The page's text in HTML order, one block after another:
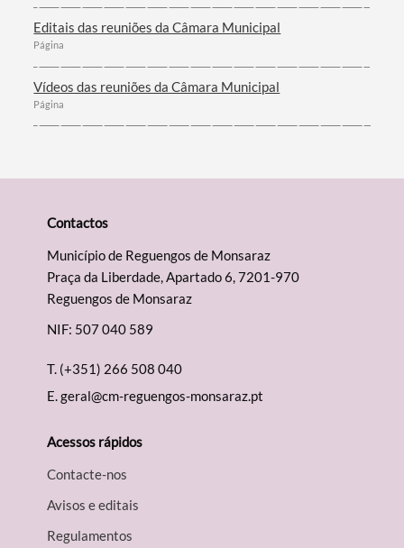
Editais das reuniões da Câmara Municipal
Página
Vídeos das reuniões da Câmara Municipal
Página
Contactos
Município de Reguengos de Monsaraz
Praça da Liberdade, Apartado 6, 7201-970
Reguengos de Monsaraz
NIF: 507 040 589
T. (+351) 266 508 040
E.geral@cm-reguengos-monsaraz.pt
Acessos rápidos
Contacte-nos
Avisos e editais
Regulamentos